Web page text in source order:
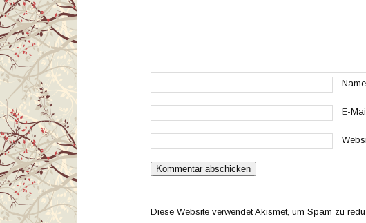
Name
E-
Diese Website verwendet Akismet, um Spam zu